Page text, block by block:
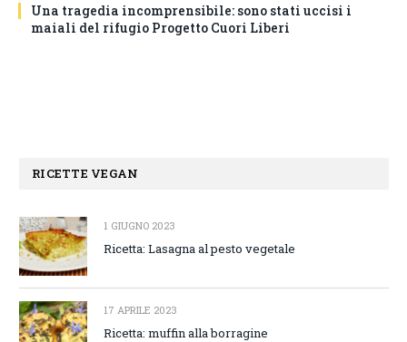
Una tragedia incomprensibile: sono stati uccisi i
maiali del rifugio Progetto Cuori Liberi
RICETTE VEGAN
1 GIUGNO 2023
Ricetta: Lasagna al pesto vegetale
17 APRILE 2023
Ricetta: muffin alla borragine